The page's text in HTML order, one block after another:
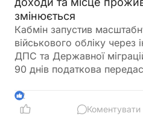
змінюється
Кабмін запустив
військового обліку через
ДПС та Державної
90 днів податкова
років, включаючи
доходи та персональні
2
Коментувати